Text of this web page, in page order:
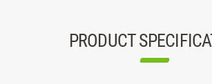
PRODUCT